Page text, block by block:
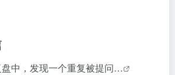
中，发现一个重复被提问…